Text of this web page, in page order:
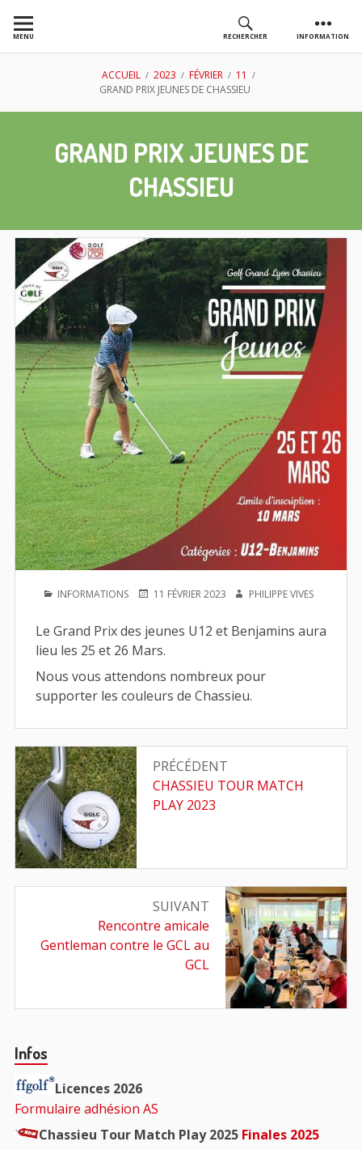
auMENU RECHERCHER INFORMATION
AS GOLF
CHASSIEU
D'ARIANE
ACCUEIL 2023 FÉVRIER
11
GRAND PRIX JEUNES DE CHASSIEU
GRAND PRIX JEUNES DE
CHASSIEU
PUBLIÉ
INFORMATIONS
PUBLIÉ11 FÉVRIER 2023 AUTEURPHILIPPE VIVES
Le Grand Prix des jeunes U12 et Benjamins aura
lieu les 25 et 26 Mars.
Nous vous attendons nombreux pour
supporter les couleurs de Chassieu.
Navigation
de
l’article
PRÉCÉDENT
Article
précédent
CHASSIEU TOUR MATCH
PLAY 2023
SUIVANT
Article
suivant
Rencontre amicale
Gentleman contre le GCL au
GCL
Barre
principale
Infos
Licences 2026
Formulaire adhésion AS
Chassieu Tour Match Play 2025 Finales 2025